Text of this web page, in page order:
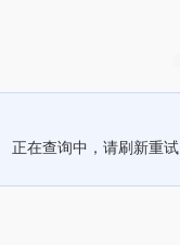
正在查询中，请刷新重试